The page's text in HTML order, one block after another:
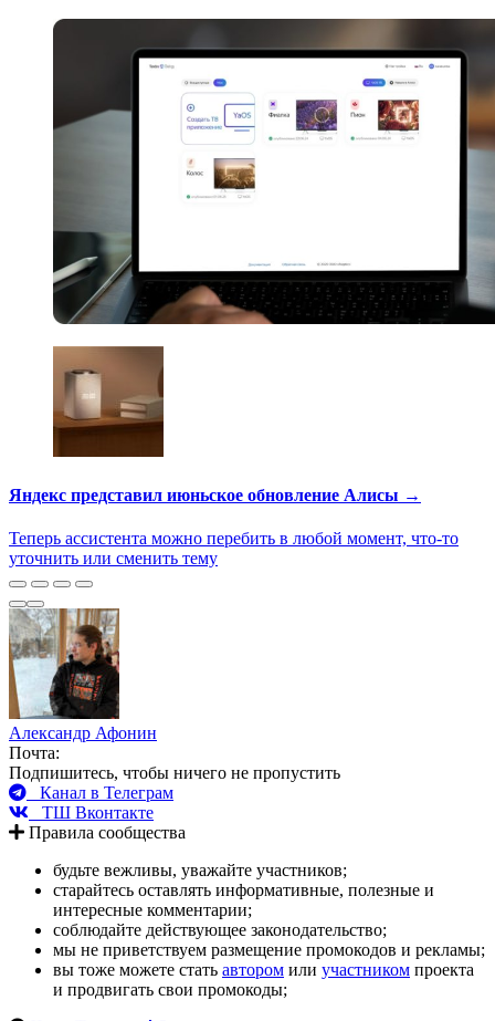
Яндекс представил июньское обновление Алисы →
Теперь ассистента можно перебить в любой момент, что-то
уточнить или сменить тему
Александр Афонин
Почта:
Подпишитесь, чтобы ничего не пропустить
Канал в Телеграм
ТШ Вконтакте
Правила сообщества
будьте вежливы, уважайте участников;
старайтесь оставлять информативные, полезные и
интересные комментарии;
соблюдайте действующее законодательство;
мы не приветствуем размещение промокодов и рекламы;
вы тоже можете стать автором или участником проекта
и продвигать свои промокоды;